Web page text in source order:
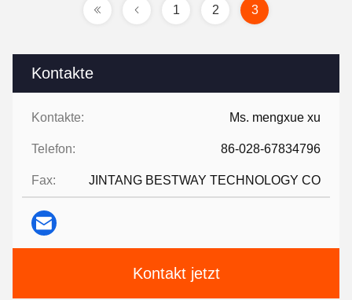
Kontakte
Kontakte: Ms. mengxue xu
Telefon: 86-028-67834796
Fax: JINTANG BESTWAY TECHNOLOGY CO
Kontakt jetzt
1 2 3